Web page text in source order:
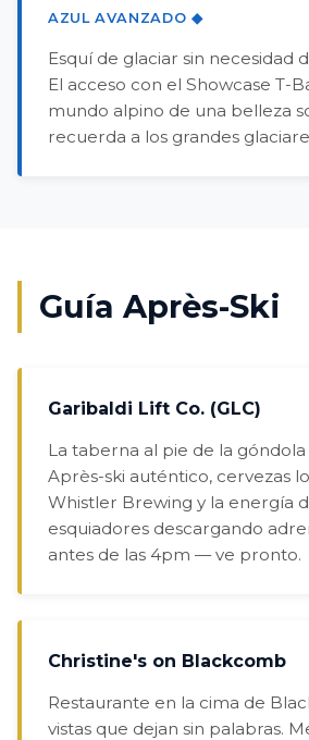
AZUL AVANZADO ◆
Esquí de glaciar sin necesidad
El acceso con el Showcase T-
mundo alpino de una belleza
recuerda a los grandes
Guía Après-Ski
Garibaldi Lift Co. (GLC)
La taberna al pie de la
Après-ski auténtico, cervezas
Whistler Brewing y la energía
esquiadores descargando
antes de las 4pm — ve pronto.
Christine's on Blackcomb
Restaurante en la cima de
vistas que dejan sin palabras.